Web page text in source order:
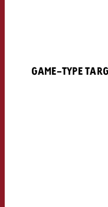
GAME-TYPE